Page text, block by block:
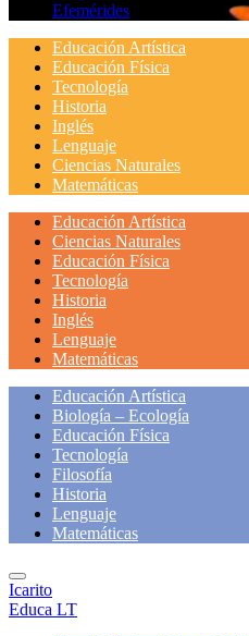
Efemérides
Educación Artística
Educación Física
Tecnología
Historia
Inglés
Lenguaje
Ciencias Naturales
Matemáticas
Educación Artística
Ciencias Naturales
Educación Física
Tecnología
Historia
Inglés
Lenguaje
Matemáticas
Educación Artística
Biología – Ecología
Educación Física
Tecnología
Filosofía
Historia
Lenguaje
Matemáticas
Icarito
Educa LT